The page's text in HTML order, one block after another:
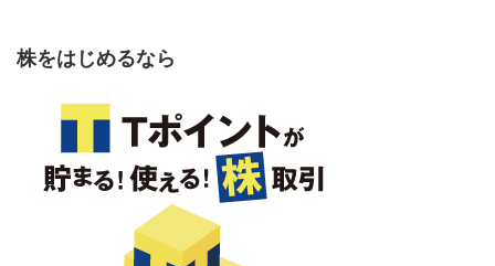
株をはじめるなら